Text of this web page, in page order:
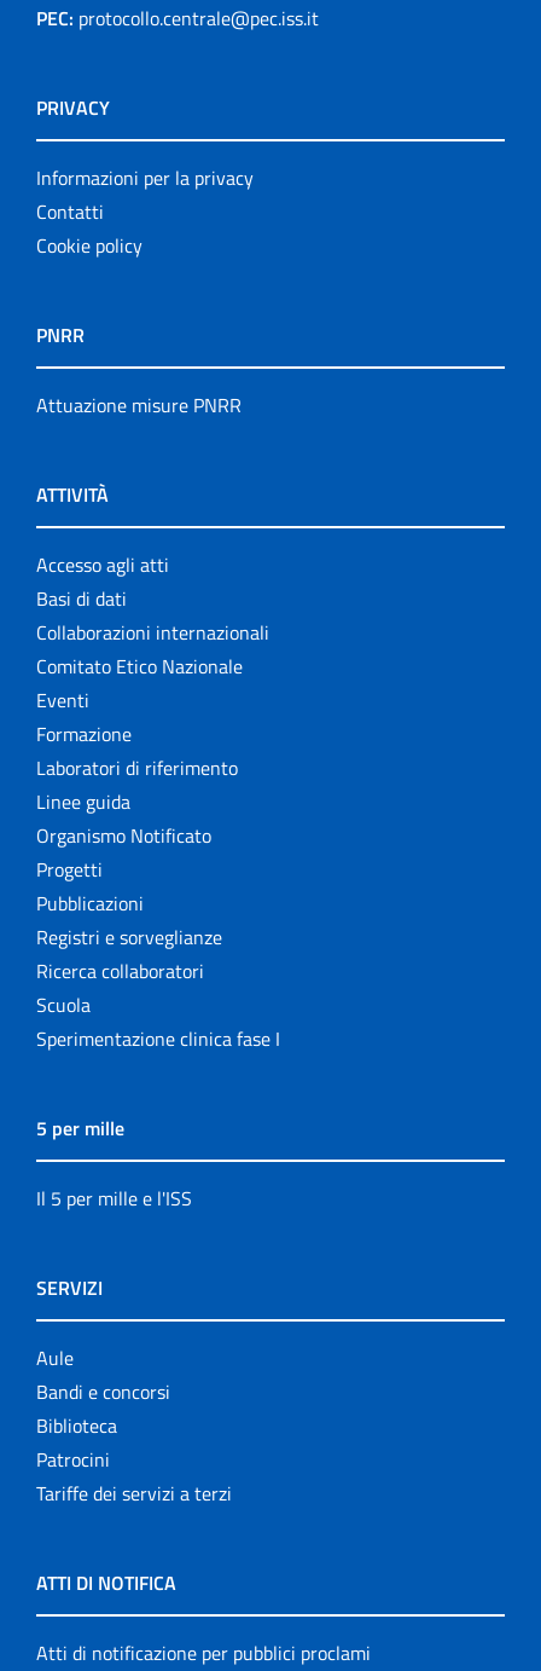
PEC: protocollo.centrale@pec.iss.it
PRIVACY
Informazioni per la privacy
Contatti
Cookie policy
PNRR
Attuazione misure PNRR
ATTIVITÀ
Accesso agli atti
Basi di dati
Collaborazioni internazionali
Comitato Etico Nazionale
Eventi
Formazione
Laboratori di riferimento
Linee guida
Organismo Notificato
Progetti
Pubblicazioni
Registri e sorveglianze
Ricerca collaboratori
Scuola
Sperimentazione clinica fase I
5 per mille
Il 5 per mille e l'ISS
SERVIZI
Aule
Bandi e concorsi
Biblioteca
Patrocini
Tariffe dei servizi a terzi
ATTI DI NOTIFICA
Atti di notificazione per pubblici proclami